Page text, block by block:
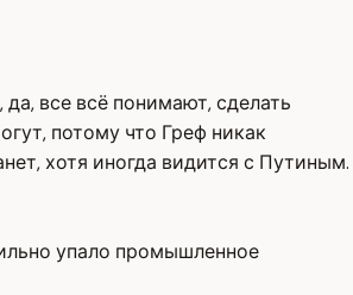
все всё понимают, сделать
потому что Греф никак
хотя иногда видится с Путиным.
упало промышленное